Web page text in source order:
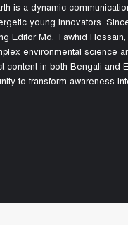
is a dynamic
young innovators.
Editor Md. Tawhid
environmental science
content in both Bengali and
to transform awareness